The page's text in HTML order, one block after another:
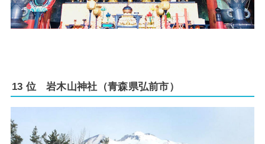
13 位 岩木山神社（青森県弘前市）